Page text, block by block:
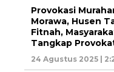
Provokasi
Morawa, Husen
Fitnah,
Tangkap
24 Agustus 2025 |